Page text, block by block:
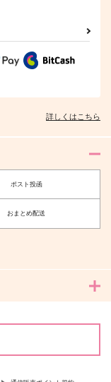
詳しくはこちら
ポスト投函
おまとめ配送